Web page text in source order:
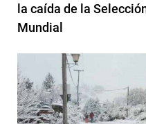
la caída de la
Mundial